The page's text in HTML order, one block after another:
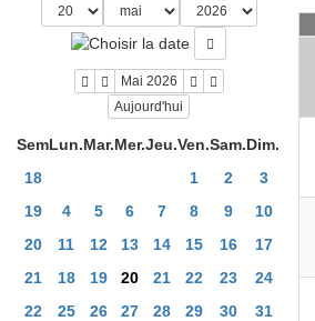
Mai 2026
Aujourd'hui
SemLun.Mar.Mer.Jeu.Ven.Sam.Dim.
18
1 2
3
19
4 5 6 7 8 9
10
20
11 12 13 14 15 16
17
21
18 19 20 21 22 23
24
22
25 26 27 28 29 30 31